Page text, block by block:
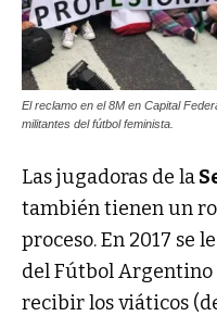
El reclamo en el 8M en Capital
militantes del fútbol feminista.
Las jugadoras de la
también tienen un
proceso. En 2017 se
del Fútbol Argentino
recibir los viáticos